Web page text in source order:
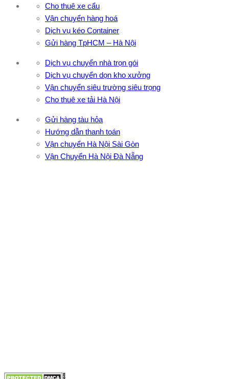
Cho thuê xe cẩu
Vận chuyển hàng hoá
Dịch vụ kéo Container
Gửi hàng TpHCM – Hà Nội
Dịch vụ chuyển nhà trọn gói
Dịch vụ chuyển dọn kho xưởng
Vận chuyển siêu trường siêu trọng
Cho thuê xe tải Hà Nội
Gửi hàng tàu hỏa
Hướng dẫn thanh toán
Vận chuyển Hà Nội Sài Gòn
Vận Chuyển Hà Nội Đà Nẵng